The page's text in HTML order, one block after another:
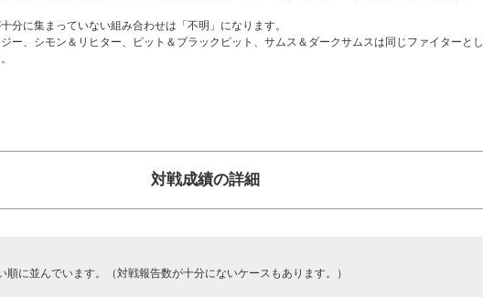
分に集まっていない組み合わせは「不明」になります。
ー、シモン＆リヒター、ピット＆ブラックピット、サムス＆ダークサムスは同じファイターとし
対戦成績の詳細
順に並んでいます。（対戦報告数が十分にないケースもあります。）